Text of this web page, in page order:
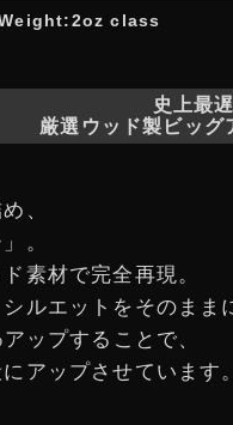
class
史上最
厳選ウッド製ビッグ
、
。
素材で完全再現。
ルエットをそのまま
ップすることで、
アップさせています。